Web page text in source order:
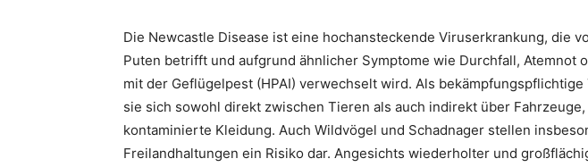
Die Newcastle Disease ist eine hochansteckende Viruserkrankung, die
Puten betrifft und aufgrund ähnlicher Symptome wie Durchfall, Atemnot
mit der Geflügelpest (HPAI) verwechselt wird. Als
sie sich sowohl direkt zwischen Tieren als auch indirekt über
kontaminierte Kleidung. Auch Wildvögel und Schadnager stellen
Freilandhaltungen ein Risiko dar. Angesichts wiederholter und